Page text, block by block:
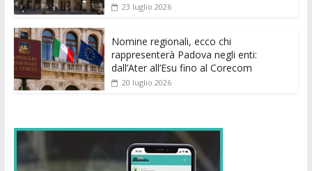
23 luglio 2026
Nomine regionali, ecco chi
rappresenterà Padova negli enti:
dall’Ater all’Esu fino al Corecom
20 luglio 2026